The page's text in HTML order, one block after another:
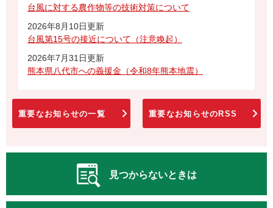
台風に対する農作物等の技術対策について
2026年8月10日更新
台風第15号の接近について（注意喚起）
2026年7月31日更新
熊本県八代市への義援金（令和8年熊本地震）
重要なお知らせの一覧 重要なお知らせのRSS
見つからないときは